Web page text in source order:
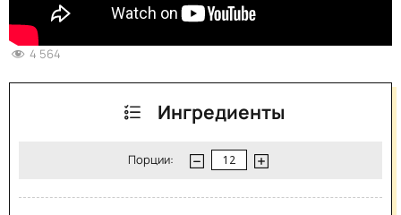
4 564
Ингредиенты
Порции: